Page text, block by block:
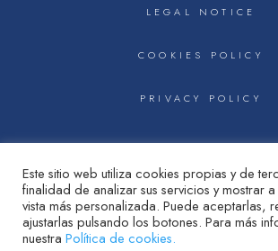
LEGAL NOTICE
COOKIES POLICY
PRIVACY POLICY
  
Este sitio web utiliza cookies propias y de
finalidad de analizar sus servicios y mostrar
vista más personalizada. Puede aceptarlas,
ajustarlas pulsando los botones. Para más
nuestra Política de cookies.